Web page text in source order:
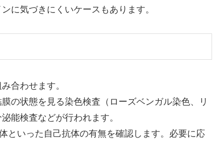
に気づきにくいケースもあります。
合わせます。
の状態を見る染色検査（ローズベンガル染色、リ
能検査などが行われます。
といった自己抗体の有無を確認します。必要に応